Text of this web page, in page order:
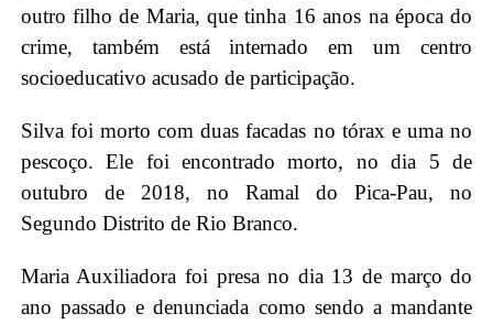
outro filho de Maria, que tinha 16 anos na época do
crime, também está internado em um centro
socioeducativo acusado de participação.
Silva foi morto com duas facadas no tórax e uma no
pescoço. Ele foi encontrado morto, no dia 5 de
outubro de 2018, no Ramal do Pica-Pau, no
Segundo Distrito de Rio Branco.
Maria Auxiliadora foi presa no dia 13 de março do
ano passado e denunciada como sendo a mandante